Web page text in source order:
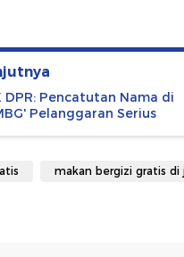
DPR: Pencatutan Nama di
Pelanggaran Serius
makan bergizi gratis di